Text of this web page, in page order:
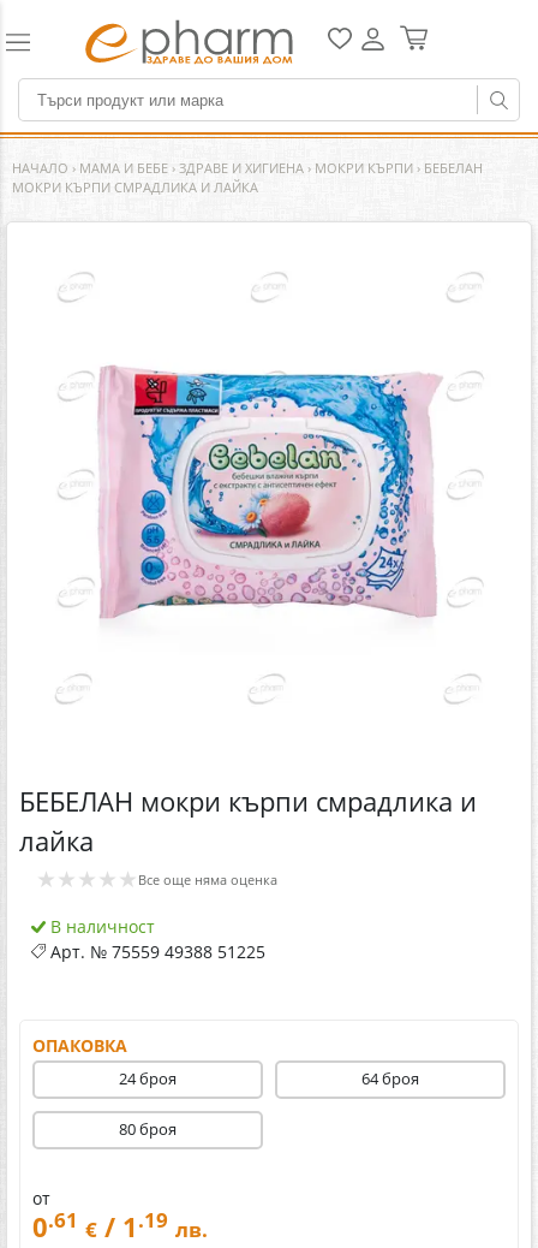
НАЧАЛО › МАМА И БЕБЕ › ЗДРАВЕ И ХИГИЕНА › МОКРИ КЪРПИ › БЕБЕЛАН
МОКРИ КЪРПИ СМРАДЛИКА И ЛАЙКА
БЕБЕЛАН мокри кърпи смрадлика и
лайка
★★★★★ Все още няма оценка
В наличност
Арт. № 75559 49388 51225
ОПАКОВКА
24 броя 64 броя
80 броя
от
0.61 € / 1 .19 лв.